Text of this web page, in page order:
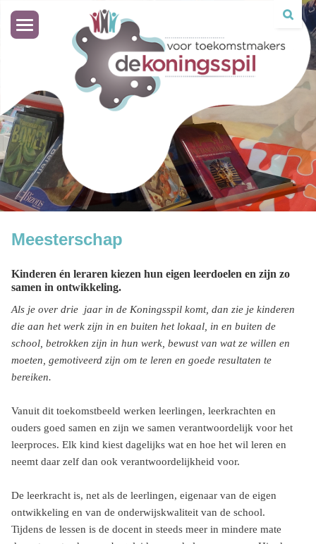
Toggle
navigation
Meesterschap
Kinderen én leraren kiezen hun eigen leerdoelen en zijn zo
samen in ontwikkeling.
Als je over drie jaar in de Koningsspil komt, dan zie je kinderen
die aan het werk zijn in en buiten het lokaal, in en buiten de
school, betrokken zijn in hun werk, bewust van wat ze willen en
moeten, gemotiveerd zijn om te leren en goede resultaten te
bereiken.
Vanuit dit toekomstbeeld werken leerlingen, leerkrachten en
ouders goed samen en zijn we samen verantwoordelijk voor het
leerproces. Elk kind kiest dagelijks wat en hoe het wil leren en
neemt daar zelf dan ook verantwoordelijkheid voor.
De leerkracht is, net als de leerlingen, eigenaar van de eigen
ontwikkeling en van de onderwijskwaliteit van de school.
Tijdens de lessen is de docent in steeds meer in mindere mate